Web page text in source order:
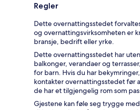
Regler
Dette overnattingsstedet
og overnattingsvirksomheten er
bransje, bedrift eller yrke.
Dette overnattingsstedet har
balkonger, verandaer og
for barn. Hvis du har
kontakter overnattingsstedet før
de har et tilgjengelig rom som
Gjestene kan føle seg trygge